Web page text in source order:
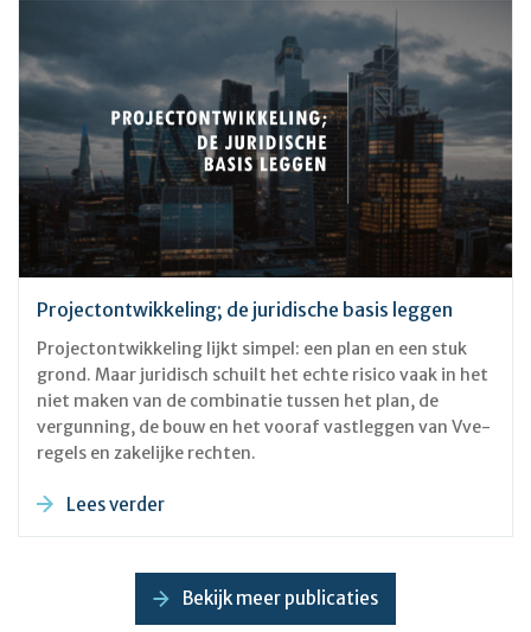
Projectontwikkeling; de juridische basis leggen
Projectontwikkeling lijkt simpel: een plan en een stuk
grond. Maar juridisch schuilt het echte risico vaak in het
niet maken van de combinatie tussen het plan, de
vergunning, de bouw en het vooraf vastleggen van Vve-
regels en zakelijke rechten.
Lees verder
Bekijk meer publicaties